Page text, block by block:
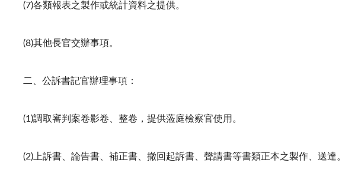
(7)各類報表之製作或統計資料之提供。
(8)其他長官交辦事項。
二、公訴書記官辦理事項：
(1)調取審判案卷影卷、整卷，提供蒞庭檢察官使用。
(2)上訴書、論告書、補正書、撤回起訴書、聲請書等書類正本之製作、送達。